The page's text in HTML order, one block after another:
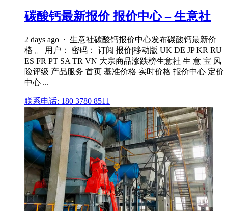
碳酸钙最新报价 报价中心 – 生意社
2 days ago · 生意社碳酸钙报价中心发布碳酸钙最新价
格 。 用户： 密码： 订阅|报价|移动版 UK DE JP KR RU
ES FR PT SA TR VN 大宗商品涨跌榜生意社 生 意 宝 风
险评级 产品服务 首页 基准价格 实时价格 报价中心 定价
中心 ...
联系电话: 180 3780 8511